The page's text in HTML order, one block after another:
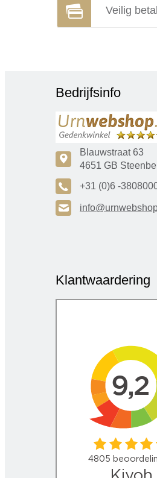
Veilig
Bedrijfsinfo
c
Blauwstraat 63
4651 GB
A +31 (0)6 -
H
Klantwaardering